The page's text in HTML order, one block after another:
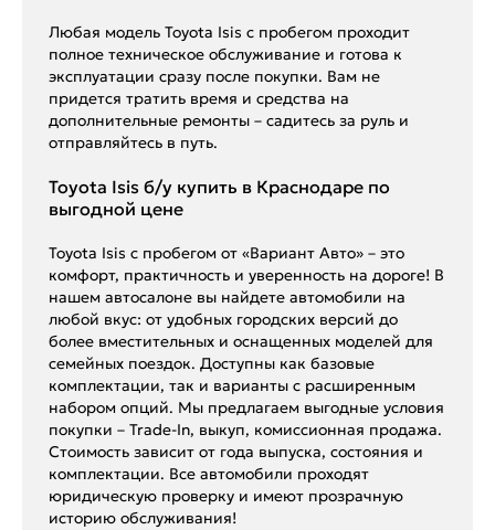
Любая модель Toyota Isis с пробегом проходит
полное техническое обслуживание и готова к
эксплуатации сразу после покупки. Вам не
придется тратить время и средства на
дополнительные ремонты – садитесь за руль и
отправляйтесь в путь.
Toyota Isis б/у купить в Краснодаре по
выгодной цене
Toyota Isis с пробегом от «Вариант Авто» – это
комфорт, практичность и уверенность на дороге! В
нашем автосалоне вы найдете автомобили на
любой вкус: от удобных городских версий до
более вместительных и оснащенных моделей для
семейных поездок. Доступны как базовые
комплектации, так и варианты с расширенным
набором опций. Мы предлагаем выгодные условия
покупки – Trade-In, выкуп, комиссионная продажа.
Стоимость зависит от года выпуска, состояния и
комплектации. Все автомобили проходят
юридическую проверку и имеют прозрачную
историю обслуживания!